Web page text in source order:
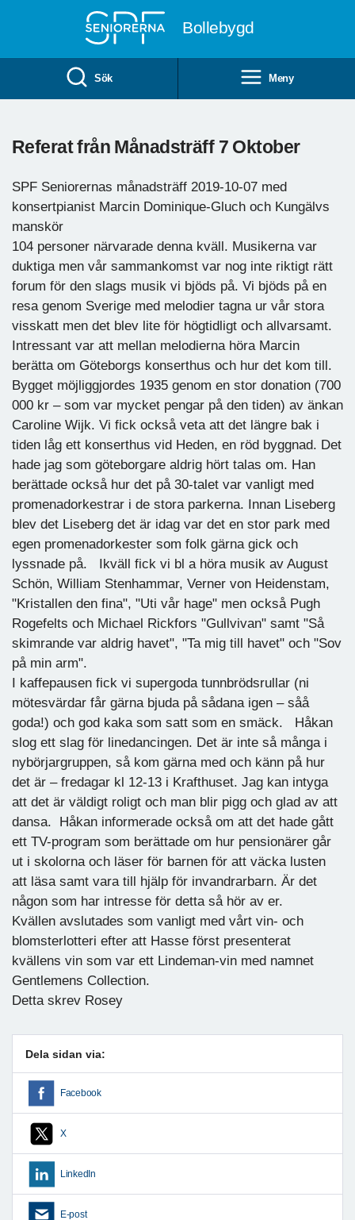
Bollebygd
Sök Meny
Referat från Månadsträff 7 Oktober
SPF Seniorernas månadsträff 2019-10-07 med
konsertpianist Marcin Dominique-Gluch och Kungälvs
manskör
104 personer närvarade denna kväll. Musikerna var
duktiga men vår sammankomst var nog inte riktigt rätt
forum för den slags musik vi bjöds på. Vi bjöds på en
resa genom Sverige med melodier tagna ur vår stora
visskatt men det blev lite för högtidligt och allvarsamt.
Intressant var att mellan melodierna höra Marcin
berätta om Göteborgs konserthus och hur det kom till.
Bygget möjliggjordes 1935 genom en stor donation (700
000 kr – som var mycket pengar på den tiden) av änkan
Caroline Wijk. Vi fick också veta att det längre bak i
tiden låg ett konserthus vid Heden, en röd byggnad. Det
hade jag som göteborgare aldrig hört talas om. Han
berättade också hur det på 30-talet var vanligt med
promenadorkestrar i de stora parkerna. Innan Liseberg
blev det Liseberg det är idag var det en stor park med
egen promenadorkester som folk gärna gick och
lyssnade på. Ikväll fick vi bl a höra musik av August
Schön, William Stenhammar, Verner von Heidenstam,
"Kristallen den fina", "Uti vår hage" men också Pugh
Rogefelts och Michael Rickfors "Gullvivan" samt "Så
skimrande var aldrig havet", "Ta mig till havet" och "Sov
på min arm".
I kaffepausen fick vi supergoda tunnbrödsrullar (ni
mötesvärdar får gärna bjuda på sådana igen – såå
goda!) och god kaka som satt som en smäck. Håkan
slog ett slag för linedancingen. Det är inte så många i
nybörjargruppen, så kom gärna med och känn på hur
det är – fredagar kl 12-13 i Krafthuset. Jag kan intyga
att det är väldigt roligt och man blir pigg och glad av att
dansa. Håkan informerade också om att det hade gått
ett TV-program som berättade om hur pensionärer går
ut i skolorna och läser för barnen för att väcka lusten
att läsa samt vara till hjälp för invandrarbarn. Är det
någon som har intresse för detta så hör av er.
Kvällen avslutades som vanligt med vårt vin- och
blomsterlotteri efter att Hasse först presenterat
kvällens vin som var ett Lindeman-vin med namnet
Gentlemens Collection.
Detta skrev Rosey
Dela sidan via:
Facebook
X
LinkedIn
E-post